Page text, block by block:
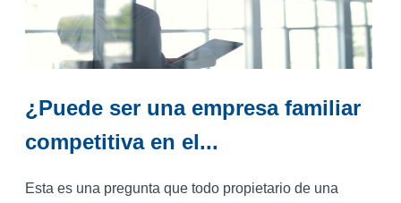
¿Puede ser una empresa familiar
competitiva en el...
Esta es una pregunta que todo propietario de una